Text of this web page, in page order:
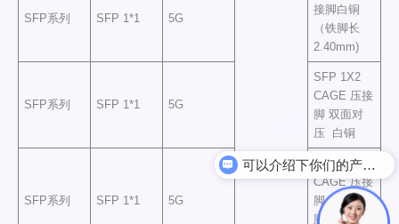
SFP系列 SFP 1*1 5G
接脚白铜
（铁脚长
2.40mm)
SFP系列 SFP 1*1 5G
SFP 1X2
CAGE 压接
脚 双面对
压 白铜
SFP系列 SFP 1*1 5G
SFP 1*1
CAGE 压接
脚 (后盖短
脚)白铜镀
可以介绍下你们的产品么